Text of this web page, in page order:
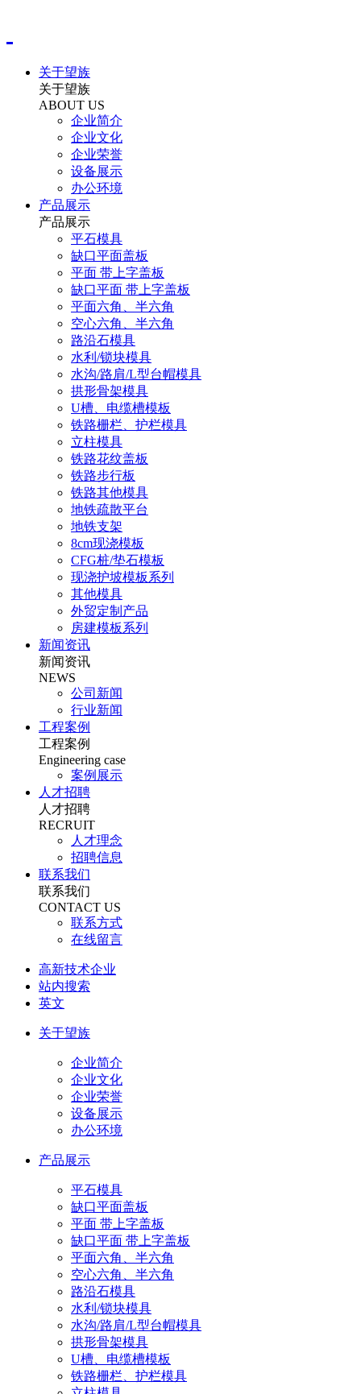
关于望族
关于望族
ABOUT US
企业简介
企业文化
企业荣誉
设备展示
办公环境
产品展示
产品展示
平石模具
缺口平面盖板
平面 带上字盖板
缺口平面 带上字盖板
平面六角、半六角
空心六角、半六角
路沿石模具
水利/锁块模具
水沟/路肩/L型台帽模具
拱形骨架模具
U槽、电缆槽模板
铁路栅栏、护栏模具
立柱模具
铁路花纹盖板
铁路步行板
铁路其他模具
地铁疏散平台
地铁支架
8cm现浇模板
CFG桩/垫石模板
现浇护坡模板系列
其他模具
外贸定制产品
房建模板系列
新闻资讯
新闻资讯
NEWS
公司新闻
行业新闻
工程案例
工程案例
Engineering case
案例展示
人才招聘
人才招聘
RECRUIT
人才理念
招聘信息
联系我们
联系我们
CONTACT US
联系方式
在线留言
高新技术企业
站内搜索
英文
关于望族
企业简介
企业文化
企业荣誉
设备展示
办公环境
产品展示
平石模具
缺口平面盖板
平面 带上字盖板
缺口平面 带上字盖板
平面六角、半六角
空心六角、半六角
路沿石模具
水利/锁块模具
水沟/路肩/L型台帽模具
拱形骨架模具
U槽、电缆槽模板
铁路栅栏、护栏模具